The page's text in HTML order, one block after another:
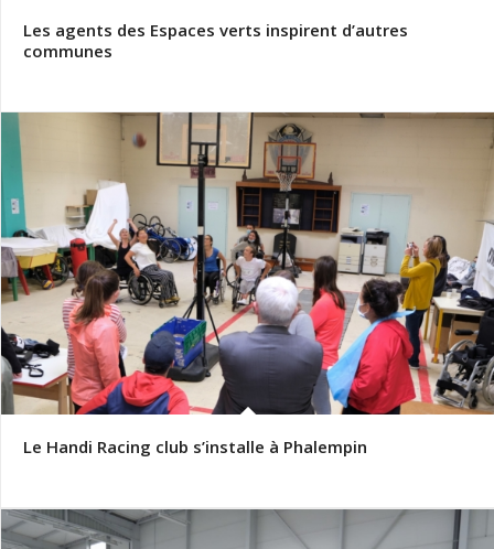
Les agents des Espaces verts inspirent d’autres
communes
Le Handi Racing club s’installe à Phalempin